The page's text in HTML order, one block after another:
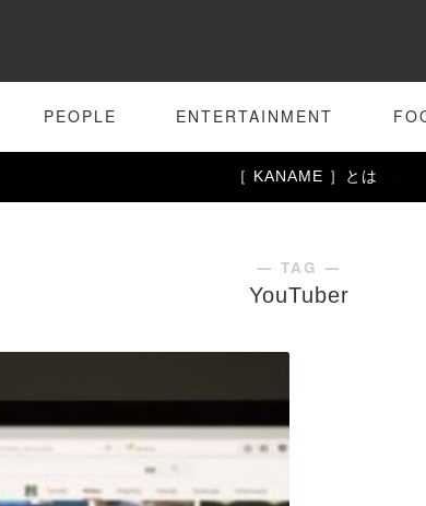
PEOPLE ENTERTAINMENT
［ KANAME ］とは
― TAG ―
YouTuber